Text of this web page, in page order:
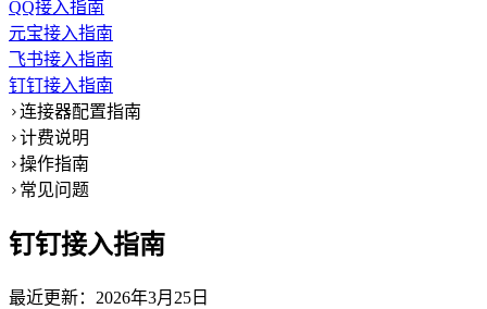
QQ接入指南
元宝接入指南
飞书接入指南
钉钉接入指南
连接器配置指南
计费说明
操作指南
常见问题
钉钉接入指南
最近更新： 2026年3月25日